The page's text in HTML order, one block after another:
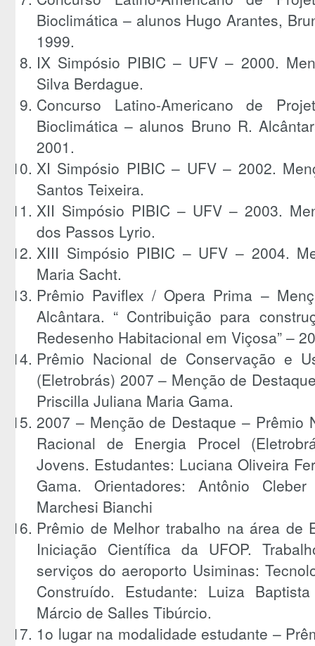
Bioclimática – alunos Hugo Arantes,
1999.
IX Simpósio PIBIC – UFV – 2000.
Silva Berdague.
Concurso Latino-Americano de
Bioclimática – alunos Bruno R.
2001.
XI Simpósio PIBIC – UFV – 2002.
Santos Teixeira.
XII Simpósio PIBIC – UFV – 2003.
dos Passos Lyrio.
XIII Simpósio PIBIC – UFV – 2004.
Maria Sacht.
Prêmio Paviflex / Opera Prima –
Alcântara. “ Contribuição para
Redesenho Habitacional em Viçosa” –
Prêmio Nacional de Conservação e
(Eletrobrás) 2007 – Menção de
Priscilla Juliana Maria Gama.
2007 – Menção de Destaque – Prêmio
Racional de Energia Procel
Jovens. Estudantes: Luciana Oliveira
Gama. Orientadores: Antônio
Marchesi Bianchi
Prêmio de Melhor trabalho na área de
Iniciação Científica da UFOP.
serviços do aeroporto Usiminas:
Construído. Estudante: Luiza
Márcio de Salles Tibúrcio.
1o lugar na modalidade estudante –